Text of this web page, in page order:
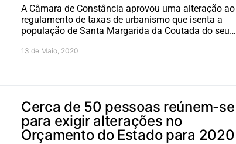
A Câmara de Constância aprovou uma alteração ao
regulamento de taxas de urbanismo que isenta a
população de Santa Margarida da Coutada do seu…
13 de Maio, 2020
Cerca de 50 pessoas reúnem-se
para exigir alterações no
Orçamento do Estado para 2020